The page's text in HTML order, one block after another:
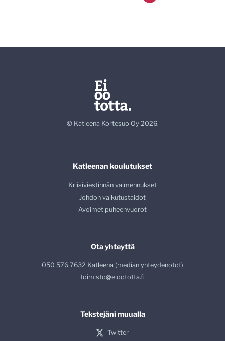
© Katleena Kortesuo Oy 2026.
Katleenan koulutukset
Kriisiviestinnän valmennukset
Johdon vaikutustaidot
Avoimet puheenvuorot
Ota yhteyttä
050 576 7632 Katleena (median yhteydenotot)
toimisto@eioototta.fi
Tekstejäni muualla
Twitter